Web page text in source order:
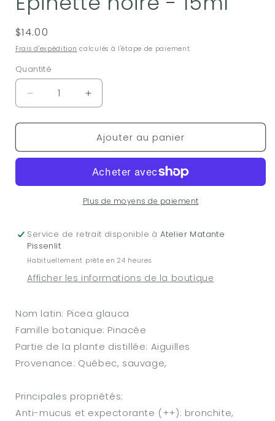
Prix
habituel
$14.00
Frais d'expédition calculés à l'étape de paiement.
Quantité
Réduire
la
quantité
Huile
Épinette
Augmenter
la
quantité
de
Huile
Épinette
noire
Ajouter au panier
Plus de moyens de paiement
Service de retrait disponible àAtelier Matante
Pissenlit
Habituellement prête en 24 heures
Afficher les informations de la boutique
Nom latin: Picea glauca
Famille botanique: Pinacée
Partie de la plante distillée: Aiguilles
Provenance: Québec, sauvage,
Principales propriétés:
Anti-mucus et expectorante (++): bronchite,